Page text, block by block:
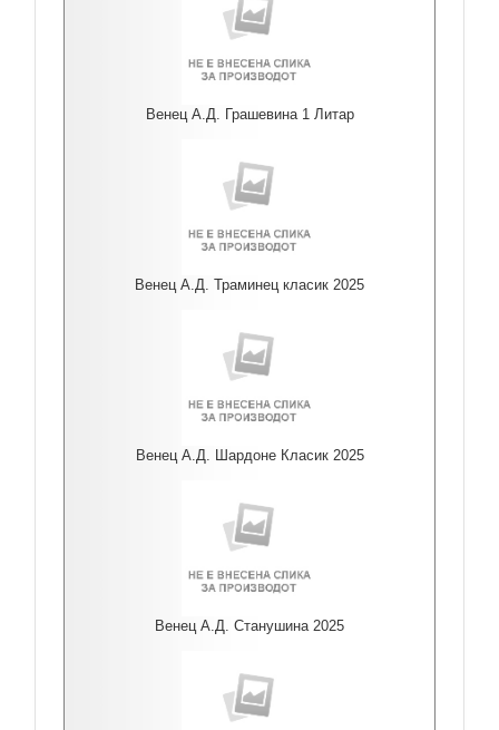
Венец А.Д. Грашевина 1 Литар
Венец А.Д. Траминец класик 2025
Венец А.Д. Шардоне Класик 2025
Венец А.Д. Станушина 2025